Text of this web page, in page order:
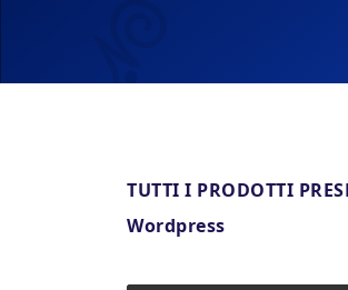
TUTTI I PRODOTTI
Wordpress